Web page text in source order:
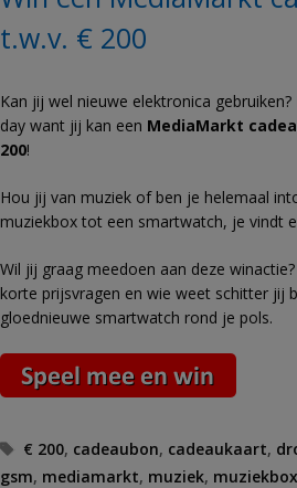
t.w.v. € 200
Kan jij wel nieuwe elektronica
day want jij kan een MediaMarkt
200!
Hou jij van muziek of ben je helemaal
muziekbox tot een smartwatch, je vindt
Wil jij graag meedoen aan deze
korte prijsvragen en wie weet schitter jij
gloednieuwe smartwatch rond je pols.
Tags
€ 200, cadeaubon, cadeaukaart,
gsm, mediamarkt, muziek, muziekbox